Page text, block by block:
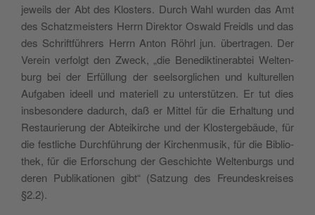
jeweils der Abt des Klo­sters. Durch Wahl wur­den das Amt
des Scha­tz­mei­sters Herrn Direk­tor Oswald Freidls und das
des Schrift­füh­rers Herrn Anton Röhrl jun. über­tra­gen. Der
Verein ver­folgt den Zweck, „die Bene­dik­ti­ne­rab­tei Welt­en­
burg bei der Erfül­lung der seel­sor­gli­chen und kul­tu­rel­len
Auf­ga­ben ideell und mate­riell zu unter­stü­tzen. Er tut dies
insbe­son­de­re dadurch, daß er Mit­tel für die Erhal­tung und
Restau­rie­rung der Abtei­kir­che und der Klo­ster­ge­bäu­de, für
die festli­che Dur­ch­füh­rung der Kir­chen­mu­sik, für die Biblio­
thek, für die Erfor­schung der Geschi­ch­te Welt­en­burgs und
deren Publi­ka­tio­nen gibt“ (Satzung des Freun­de­skrei­ses
§2.2).